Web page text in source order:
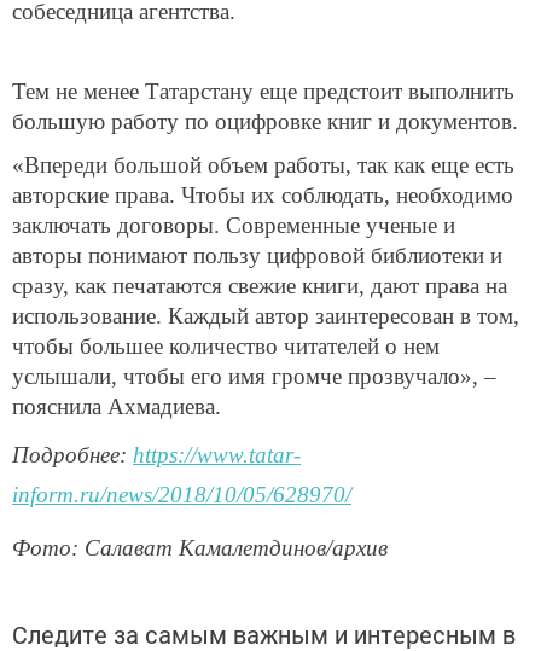
собеседница агентства.
Тем не менее Татарстану еще предстоит выполнить
большую работу по оцифровке книг и документов.
«Впереди большой объем работы, так как еще есть
авторские права. Чтобы их соблюдать, необходимо
заключать договоры. Современные ученые и
авторы понимают пользу цифровой библиотеки и
сразу, как печатаются свежие книги, дают права на
использование. Каждый автор заинтересован в том,
чтобы большее количество читателей о нем
услышали, чтобы его имя громче прозвучало», –
пояснила Ахмадиева.
Подробнее: https://www.tatar-
inform.ru/news/2018/10/05/628970/
Фото: Салават Камалетдинов/архив
Следите за самым важным и интересным в